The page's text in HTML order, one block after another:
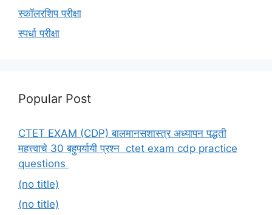
स्कॉलरशिप परीक्षा
स्पर्धा परीक्षा
Popular Post
CTET EXAM (CDP) बालमानसशास्त्र अध्यापन पद्धती
महत्त्वाचे 30 बहुपर्यायी प्रश्न ctet exam cdp practice
questions
(no title)
(no title)